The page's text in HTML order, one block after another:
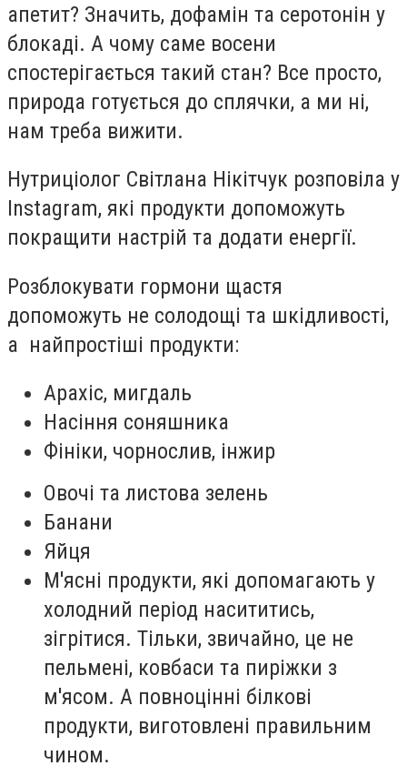
апетит? Значить, дофамін та серотонін у
блокаді. А чому саме восени
спостерігається такий стан? Все просто,
природа готується до сплячки, а ми ні,
нам треба вижити.
Нутриціолог Світлана Нікітчук розповіла у
Instagram, які продукти допоможуть
покращити настрій та додати енергії.
Розблокувати гормони щастя
допоможуть не солодощі та шкідливості,
а найпростіші продукти: ⠀
Арахіс, мигдаль
Насіння соняшника
Фініки, чорнослив, інжир
Овочі та листова зелень
Банани
Яйця
М'ясні продукти, які допомагають у
холодний період насититись,
зігрітися. Тільки, звичайно, це не
пельмені, ковбаси та пиріжки з
м'ясом. А повноцінні білкові
продукти, виготовлені правильним
чином.